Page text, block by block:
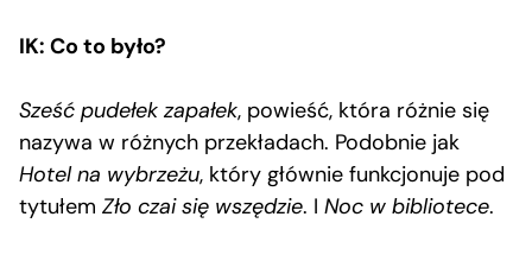
IK: Co to było?
Sześć pudełek zapałek, powieść, która różnie się
nazywa w różnych przekładach. Podobnie jak
Hotel na wybrzeżu, który głównie funkcjonuje pod
tytułem Zło czai się wszędzie. I Noc w bibliotece.